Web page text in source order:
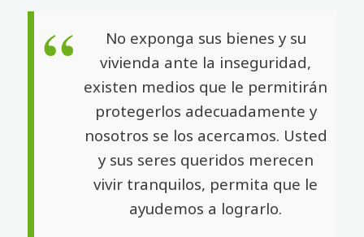
No exponga sus bienes y su
vivienda ante la inseguridad,
existen medios que le permitirán
protegerlos adecuadamente y
nosotros se los acercamos. Usted
y sus seres queridos merecen
vivir tranquilos, permita que le
ayudemos a lograrlo.